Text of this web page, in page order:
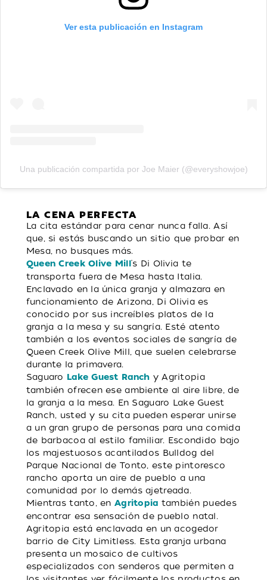
Ver esta publicación en Instagram
Una publicación compartida por Joe Maier (@everyshowjoe)
LA CENA PERFECTA
La cita estándar para cenar nunca falla. Así
que, si estás buscando un sitio que probar en
Mesa, no busques más.
Queen Creek Olive Mill's Di Olivia te
transporta fuera de Mesa hasta Italia.
Enclavado en la única granja y almazara en
funcionamiento de Arizona, Di Olivia es
conocido por sus increíbles platos de la
granja a la mesa y su sangría. Esté atento
también a los eventos sociales de sangría de
Queen Creek Olive Mill, que suelen celebrarse
durante la primavera.
Saguaro Lake Guest Ranch y Agritopia
también ofrecen ese ambiente al aire libre, de
la granja a la mesa. En Saguaro Lake Guest
Ranch, usted y su cita pueden esperar unirse
a un gran grupo de personas para una comida
de barbacoa al estilo familiar. Escondido bajo
los majestuosos acantilados Bulldog del
Parque Nacional de Tonto, este pintoresco
rancho aporta un aire de pueblo a una
comunidad por lo demás ajetreada.
Mientras tanto, enAgritopia también puedes
encontrar esa sensación de pueblo natal.
Agritopia está enclavada en un acogedor
barrio de City Limitless. Esta granja urbana
presenta un mosaico de cultivos
especializados con senderos que permiten a